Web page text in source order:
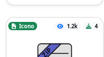
Icono 1.2k 4